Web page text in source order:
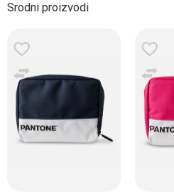
Srodni proizvodi